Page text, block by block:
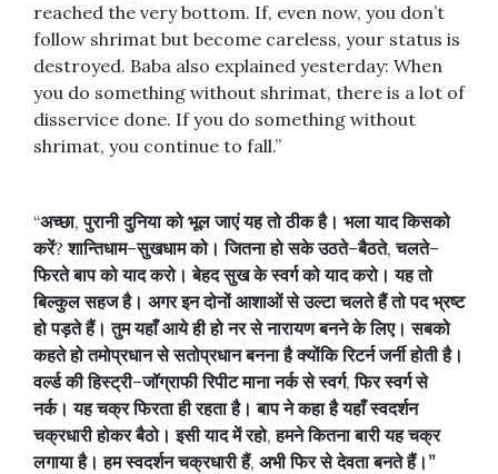
reached the very bottom. If, even now, you don’t
follow shrimat but become careless, your status is
destroyed. Baba also explained yesterday: When
you do something without shrimat, there is a lot of
disservice done. If you do something without
shrimat, you continue to fall.”
“अच्छा,पुरानी दुनिया को भूल जाएं यह तो ठीक है। भला याद किसको
करें?शान्तिधाम–सुखधाम को। जितना हो सके उठते–बैठते,चलते–
फिरते बाप को याद करो। बेहद सुख के स्वर्ग को याद करो। यह तो
बिल्कुल सहज है। अगर इन दोनों आशाओं से उल्टा चलते हैं तो पद भ्रष्ट
हो पड़ते हैं। तुम यहाँ आये ही हो नर से नारायण बनने के लिए। सबको
कहते हो तमोप्रधान से सतोप्रधान बनना है क्योंकि रिटर्न जर्नी होती है।
वर्ल्ड की हिस्ट्री–जॉग्राफी रिपीट माना नर्क से स्वर्ग,फिर स्वर्ग से
नर्क। यह चक्र फिरता ही रहता है। बाप ने कहा है यहाँ स्वदर्शन
चक्रधारी होकर बैठो। इसी याद में रहो,हमने कितना बारी यह चक्र
लगाया है। हम स्वदर्शन चक्रधारी हैं, अभी फिर से देवता बनते हैं। ”